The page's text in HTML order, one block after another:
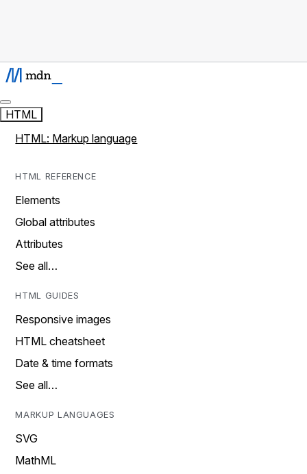
HTML
HTML: Markup language
HTML REFERENCE
Elements
Global attributes
Attributes
See all…
HTML GUIDES
Responsive images
HTML cheatsheet
Date & time formats
See all…
MARKUP LANGUAGES
SVG
MathML